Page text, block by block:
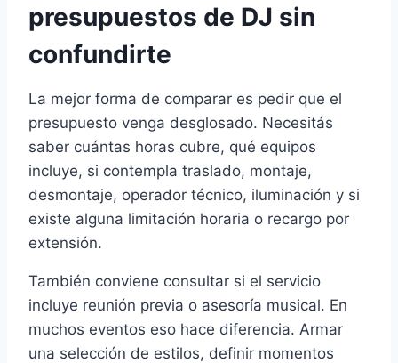
presupuestos de DJ sin
confundirte
La mejor forma de comparar es pedir que el
presupuesto venga desglosado. Necesitás
saber cuántas horas cubre, qué equipos
incluye, si contempla traslado, montaje,
desmontaje, operador técnico, iluminación y si
existe alguna limitación horaria o recargo por
extensión.
También conviene consultar si el servicio
incluye reunión previa o asesoría musical. En
muchos eventos eso hace diferencia. Armar
una selección de estilos, definir momentos